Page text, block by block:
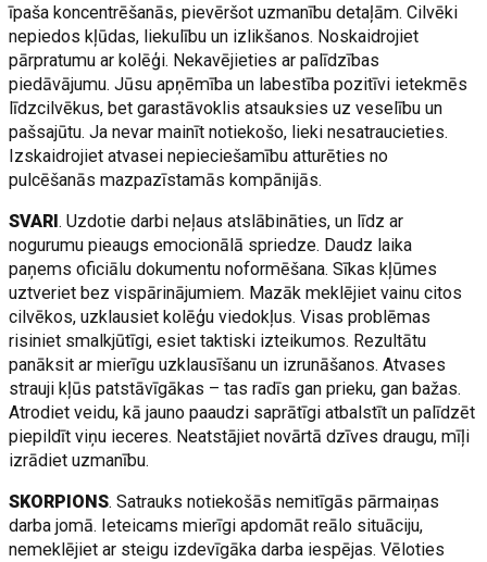
īpaša koncentrēšanās, pievēršot uzmanību detaļām. Cilvēki
nepiedos kļūdas, liekulību un izlikšanos. Noskaidrojiet
pārpratumu ar kolēģi. Nekavējieties ar palīdzības
piedāvājumu. Jūsu apņēmība un labestība pozitīvi ietekmēs
līdzcilvēkus, bet garastāvoklis atsauksies uz veselību un
pašsajūtu. Ja nevar mainīt notiekošo, lieki nesatraucieties.
Izskaidrojiet atvasei nepieciešamību atturēties no
pulcēšanās mazpazīstamās kompānijās.
SVARI. Uzdotie darbi neļaus atslābināties, un līdz ar
nogurumu pieaugs emocionālā spriedze. Daudz laika
paņems oficiālu dokumentu noformēšana. Sīkas kļūmes
uztveriet bez vispārinājumiem. Mazāk meklējiet vainu citos
cilvēkos, uzklausiet kolēģu viedokļus. Visas problēmas
risiniet smalkjūtīgi, esiet taktiski izteikumos. Rezultātu
panāksit ar mierīgu uzklausīšanu un izrunāšanos. Atvases
strauji kļūs patstāvīgākas – tas radīs gan prieku, gan bažas.
Atrodiet veidu, kā jauno paaudzi saprātīgi atbalstīt un palīdzēt
piepildīt viņu ieceres. Neatstājiet novārtā dzīves draugu, mīļi
izrādiet uzmanību.
SKORPIONS. Satrauks notiekošās nemitīgās pārmaiņas
darba jomā. Ieteicams mierīgi apdomāt reālo situāciju,
nemeklējiet ar steigu izdevīgāka darba iespējas. Vēloties